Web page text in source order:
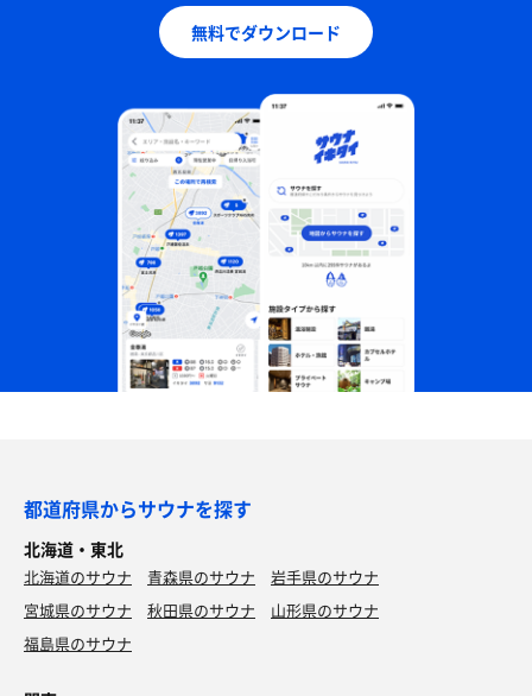
無料でダウンロード
都道府県からサウナを探す
北海道・東北
北海道のサウナ 青森県のサウナ
岩手県のサウナ
宮城県のサウナ
秋田県のサウナ
山形県のサウナ
福島県のサウナ